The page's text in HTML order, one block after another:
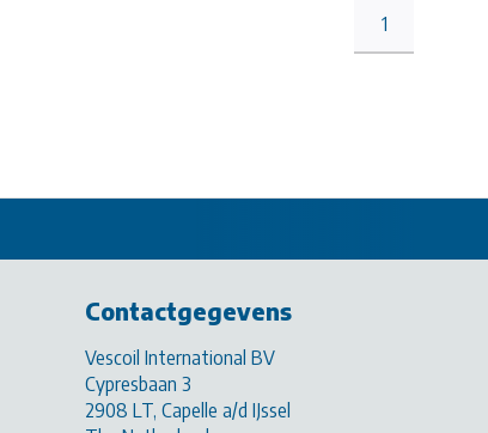
1
Contactgegevens
Vescoil International BV
Cypresbaan 3
2908 LT, Capelle a/d IJssel